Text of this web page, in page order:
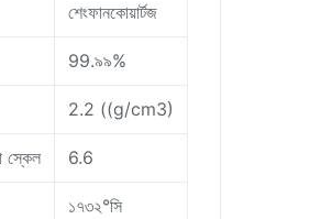
শেংফানকোয়ার্টজ
99.৯৯%
2.2 ((g/cm3)
স্কেল 6.6
১৭৩২°সি